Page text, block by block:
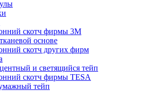
скотч фирмы 3M
основе
скотч других фирм
и светящийся тейп
скотч фирмы TESA
тейп